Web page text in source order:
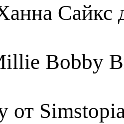
Сайкс
Bobby
от